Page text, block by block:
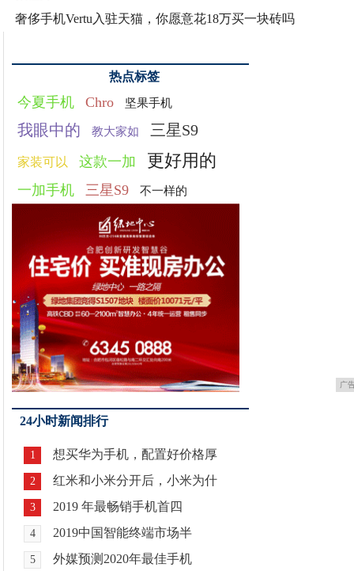
奢侈手机Vertu入驻天猫，你愿意花18万买一块砖吗
热点标签
今夏手机 Chro 坚果手机
我眼中的 教大家如 三星S9
家装可以 这款一加 更好用的
一加手机 三星S9 不一样的
广
24小时新闻排行
1 想买华为手机，配置好价格厚
2 红米和小米分开后，小米为什
3 2019 年最畅销手机首四
4 2019中国智能终端市场半
5 外媒预测2020年最佳手机